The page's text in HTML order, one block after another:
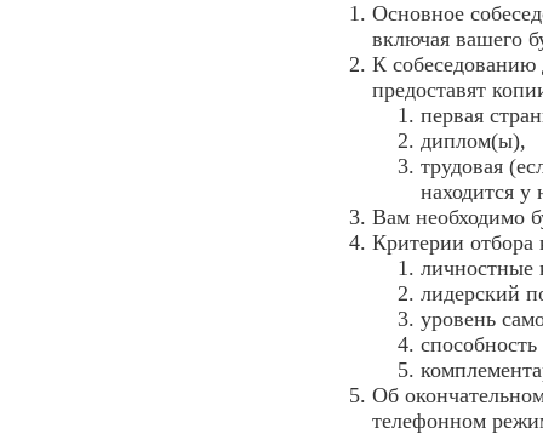
Основное
включая вашего
К собеседованию
предоставят
первая
диплом(ы),
трудовая
находится у
Вам необходимо
Критерии отбора
личностные
лидерский
уровень
Об
телефонном